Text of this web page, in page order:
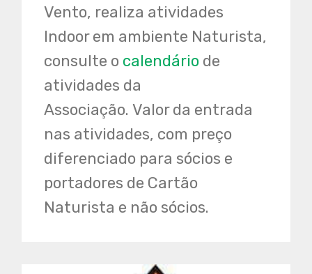
Vento, realiza atividades
Indoor em ambiente Naturista,
consulte o calendário de
atividades da
Associação. Valor da entrada
nas atividades, com preço
diferenciado para sócios e
portadores de Cartão
Naturista e não sócios.